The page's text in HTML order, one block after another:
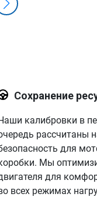
Сохранение
калибровки в
рассчитаны
для
Мы
для
всех режимах